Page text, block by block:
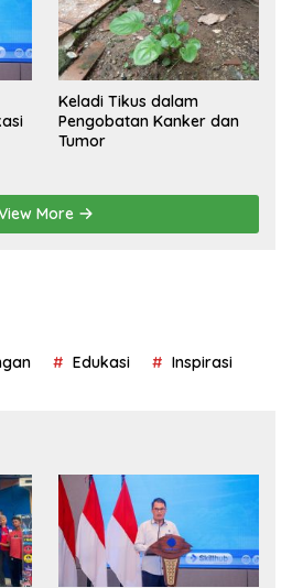
Keladi Tikus dalam
Pengobatan Kanker dan
Tumor
More
Edukasi Inspirasi